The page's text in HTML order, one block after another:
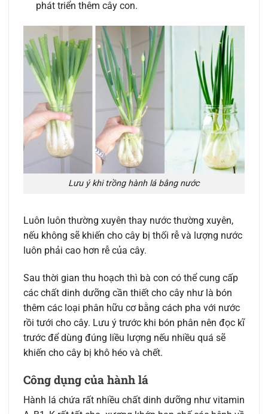
phát triển thêm cây con.
Lưu ý khi trồng hành lá bằng nước
Luôn luôn thường xuyên thay nước thường xuyên,
nếu không sẽ khiến cho cây bị thối rễ và lượng nước
luôn phải cao hơn rễ của cây.
Sau thời gian thu hoạch thì bà con có thể cung cấp
các chất dinh dưỡng cần thiết cho cây như là bón
thêm các loại phân hữu cơ bằng cách pha với nước
rồi tưới cho cây. Lưu ý trước khi bón phân nên đọc kĩ
trước để dùng đúng liều lượng nếu nhiều quá sẽ
khiến cho cây bị khô héo và chết.
Công dụng của hành lá
Hành lá chứa rất nhiều chất dinh dưỡng như vitamin